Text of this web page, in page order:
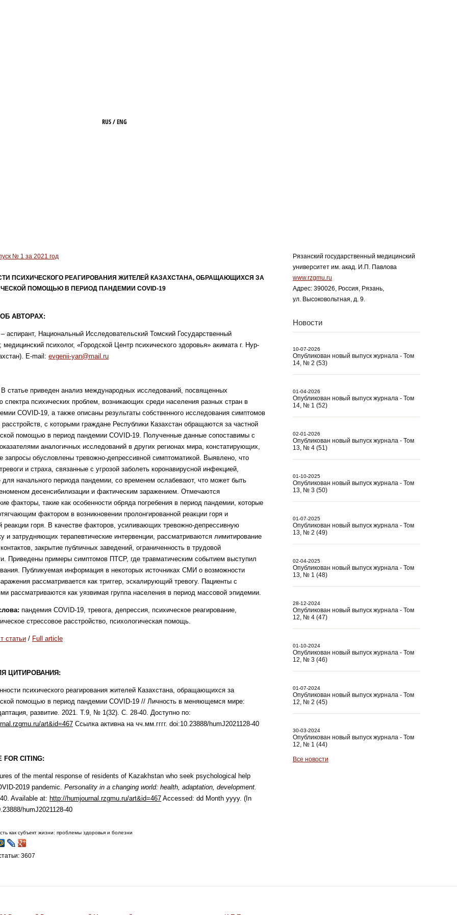
RUS/ENG
№ 1 за 2021 год
ПСИХИЧЕСКОГО РЕАГИРОВАНИЯ ЖИТЕЛЕЙ КАЗАХСТАНА, ОБРАЩАЮЩИХСЯ ЗА
ПОМОЩЬЮ В ПЕРИОД ПАНДЕМИИ COVID-19
АВТОРАХ:
аспирант, Национальный Исследовательский Томский Государственный
медицинский психолог, «Городской Центр психического здоровья» акимата г. Нур-
E-mail: evgenii-yan@mail.ru
статье приведен анализ международных исследований, посвященных
спектра психических проблем, возникающих среди населения разных стран в
COVID-19, а также описаны результаты собственного исследования симптомов
расстройств, с которыми граждане Республики Казахстан обращаются за частной
помощью в период пандемии COVID-19. Полученные данные сопоставимы с
аналогичных исследований в других регионах мира, констатирующих,
запросы обусловлены тревожно-депрессивной симптоматикой. Выявлено, что
и страха, связанные с угрозой заболеть коронавирусной инфекцией,
для начального периода пандемии, со временем ослабевают, что может быть
десенсибилизации и фактическим заражением. Отмечаются
факторы, такие как особенности обряда погребения в период пандемии, которые
фактором в возникновении пролонгированной реакции горя и
реакции горя. В качестве факторов, усиливающих тревожно-депрессивную
и затрудняющих терапевтические интервенции, рассматриваются лимитирование
закрытие публичных заведений, ограниченность в трудовой
Приведены примеры симптомов ПТСР, где травматическим событием выступил
Публикуемая информация в некоторых источниках СМИ о возможности
рассматривается как триггер, эскалирующий тревогу. Пациенты с
рассматриваются как уязвимая группа населения в период массовой эпидемии.
пандемия COVID-19, тревога, депрессия, психическое реагирование,
стрессовое расстройство, психологическая помощь.
статьи / Full article
ЦИТИРОВАНИЯ:
психического реагирования жителей Казахстана, обращающихся за
помощью в период пандемии COVID-19 // Личность в меняющемся мире:
развитие. 2021. Т.9, № 1(32). C. 28-40. Доступно по:
.rzgmu.ru/art&id=467 Ссылка активна на чч.мм.гггг. doi:10.23888/humJ2021128-40
FOR CITING:
of the mental response of residents of Kazakhstan who seek psychological help
2019 pandemic. Personality in a changing world: health, adaptation, development.
Available at: http://humjournal.rzgmu.ru/art&id=467 Accessed: dd Month yyyy. (In
humJ2021128-40
как субъект жизни: проблемы здоровья и болезни
3607
Рязанский государственный медицинский
университет им. акад. И.П. Павлова
www.rzgmu.ru
Адрес: 390026, Россия, Рязань,
ул. Высоковольтная, д. 9.
Новости
10-07-2026
Опубликован новый выпуск журнала - Том
14, № 2 (53)
01-04-2026
Опубликован новый выпуск журнала - Том
14, № 1 (52)
02-01-2026
Опубликован новый выпуск журнала - Том
13, № 4 (51)
01-10-2025
Опубликован новый выпуск журнала - Том
13, № 3 (50)
01-07-2025
Опубликован новый выпуск журнала - Том
13, № 2 (49)
02-04-2025
Опубликован новый выпуск журнала - Том
13, № 1 (48)
28-12-2024
Опубликован новый выпуск журнала - Том
12, № 4 (47)
01-10-2024
Опубликован новый выпуск журнала - Том
12, № 3 (46)
01-07-2024
Опубликован новый выпуск журнала - Том
12, № 2 (45)
30-03-2024
Опубликован новый выпуск журнала - Том
12, № 1 (44)
Все новости